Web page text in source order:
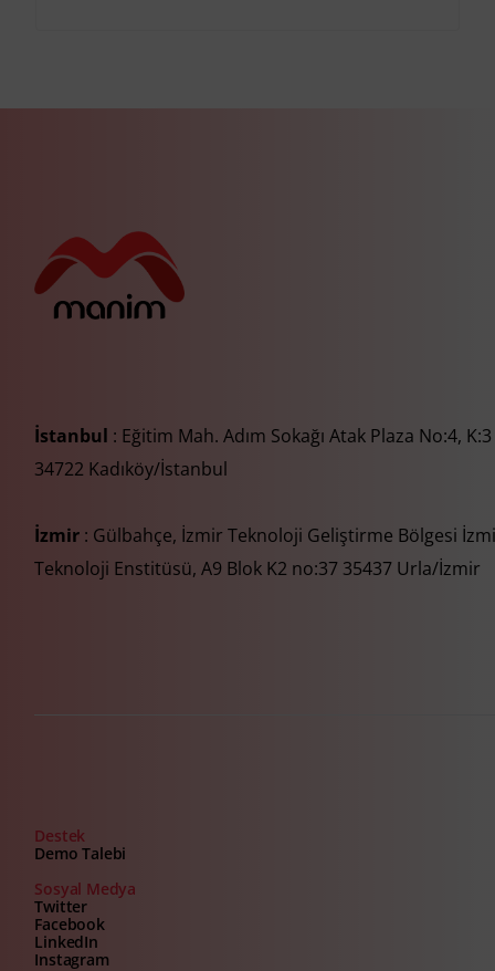
İstanbul : Eğitim Mah. Adım Sokağı Atak Plaza No:4,
34722 Kadıköy/İstanbul
İzmir : Gülbahçe, İzmir Teknoloji Geliştirme Bölgesi
Teknoloji Enstitüsü, A9 Blok K2 no:37 35437 Urla/İzmir
Destek
Demo Talebi
Sosyal Medya
Twitter
Facebook
LinkedIn
Instagram